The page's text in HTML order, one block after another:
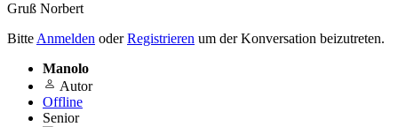
Gruß Norbert
Bitte Anmelden oderRegistrieren um der Konversation beizutreten.
Manolo
Autor
Offline
Senior